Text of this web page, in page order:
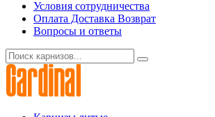
Условия сотрудничества
Оплата Доставка Возврат
Вопросы и ответы